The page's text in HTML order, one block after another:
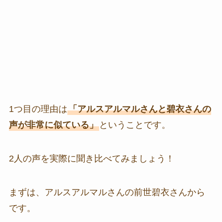
1つ目の理由は「アルスアルマルさんと碧衣さんの
声が非常に似ている」ということです。
2人の声を実際に聞き比べてみましょう！
まずは、アルスアルマルさんの前世碧衣さんから
です。